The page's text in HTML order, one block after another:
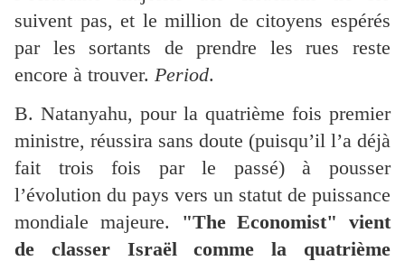
suivent pas, et le million de citoyens espérés
par les sortants de prendre les rues reste
encore à trouver. Period.
B. Natanyahu, pour la quatrième fois premier
ministre, réussira sans doute (puisqu’il l’a déjà
fait trois fois par le passé) à pousser
l’évolution du pays vers un statut de puissance
mondiale majeure. "The Economist" vient
de classer Israël comme la quatrième